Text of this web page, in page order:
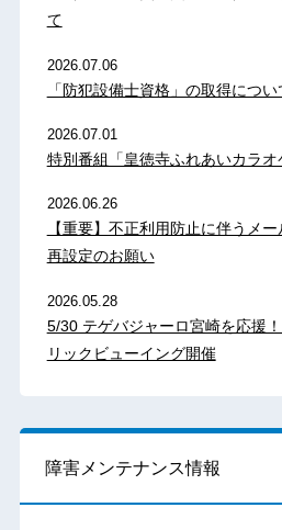
て
2026.07.06
「防犯設備士資格」の取得につい
2026.07.01
特別番組「皇徳寺ふれあいカラオ
2026.06.26
【重要】不正利用防止に伴うメ
再設定のお願い
2026.05.28
5/30 テゲバジャーロ宮崎を応援
リックビューイング開催
障害メンテナンス情報